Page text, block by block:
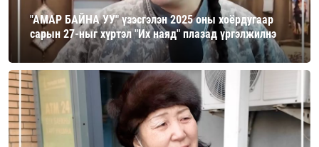
"АМАР БАЙНА УУ" үзэсгэлэн 2025 оны хоёрдугаар
сарын 27-ныг хүртэл "Их наяд" плазад үргэлжилнэ